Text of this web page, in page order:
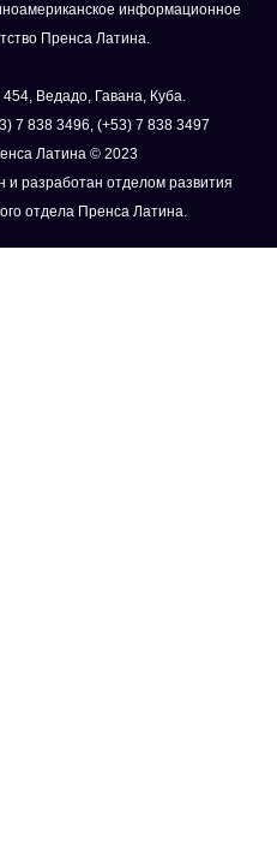
информационное
Пренса Латина.
Ведадо, Гавана, Куба.
7 838 3496, (+53) 7 838 3497
Латина © 2023
и разработан отделом развития
отдела Пренса Латина.